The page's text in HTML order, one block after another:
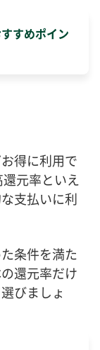
すめポイン
得に利用で
元率といえ
支払いに利
条件を満た
還元率だけ
びましょ